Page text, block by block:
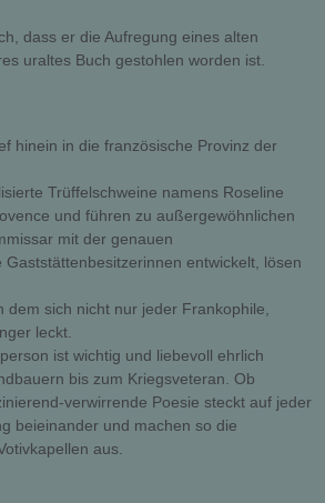
dass er die Aufregung eines alten
uraltes Buch gestohlen worden ist.
hinein in die französische Provinz der
Trüffelschweine namens Roseline
und führen zu außergewöhnlichen
mit der genauen
entwickelt, lösen
sich nicht nur jeder Frankophile,
leckt.
ist wichtig und liebevoll ehrlich
bis zum Kriegsveteran. Ob
verwirrende Poesie steckt auf jeder
beieinander und machen so die
aus.